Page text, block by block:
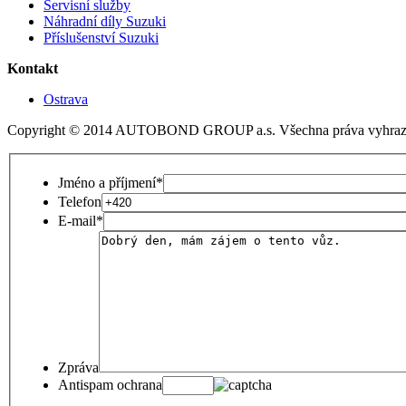
Servisní služby
Náhradní díly Suzuki
Příslušenství Suzuki
Kontakt
Ostrava
Copyright © 2014 AUTOBOND GROUP a.s. Všechna práva
Jméno a příjmení*
Telefon
E-mail*
Zpráva
Antispam ochrana